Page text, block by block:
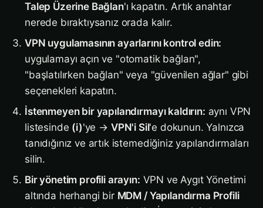
Talep Üzerine Bağlan'ı kapatın. Artık anahtar
nerede bıraktıysanız orada kalır.
VPN uygulamasının ayarlarını kontrol edin:
uygulamayı açın ve "otomatik bağlan",
"başlatılırken bağlan" veya "güvenilen ağlar" gibi
seçenekleri kapatın.
İstenmeyen bir yapılandırmayı kaldırın: aynı VPN
listesinde (i)'ye → VPN'i Sil'e dokunun. Yalnızca
tanıdığınız ve artık istemediğiniz yapılandırmaları
silin.
Bir yönetim profili arayın: VPN ve Aygıt Yönetimi
altında herhangi bir MDM / Yapılandırma Profili